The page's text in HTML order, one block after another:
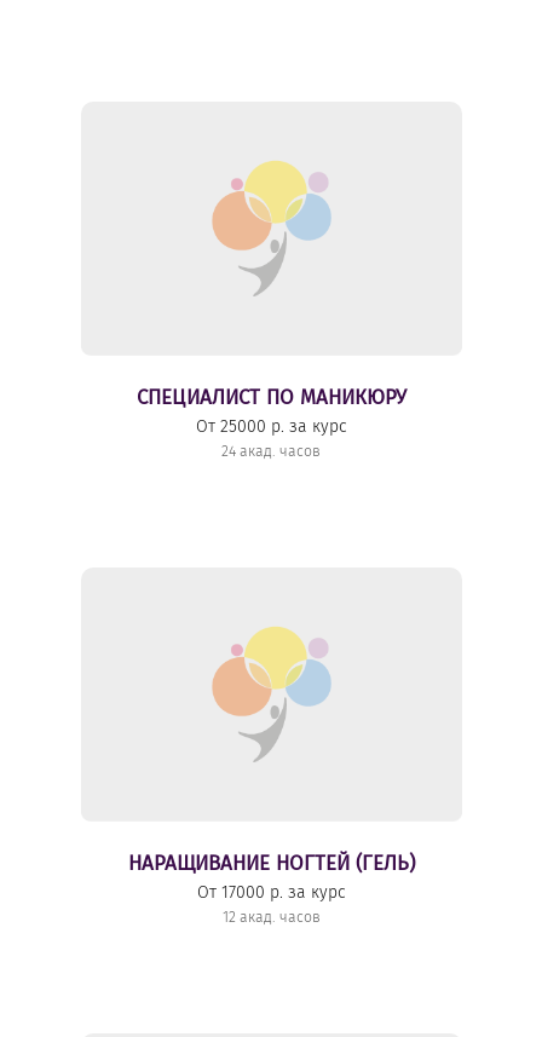
СПЕЦИАЛИСТ ПО МАНИКЮРУ
От 25000 р. за курс
24 акад. часов
НАРАЩИВАНИЕ НОГТЕЙ (ГЕЛЬ)
От 17000 р. за курс
12 акад. часов